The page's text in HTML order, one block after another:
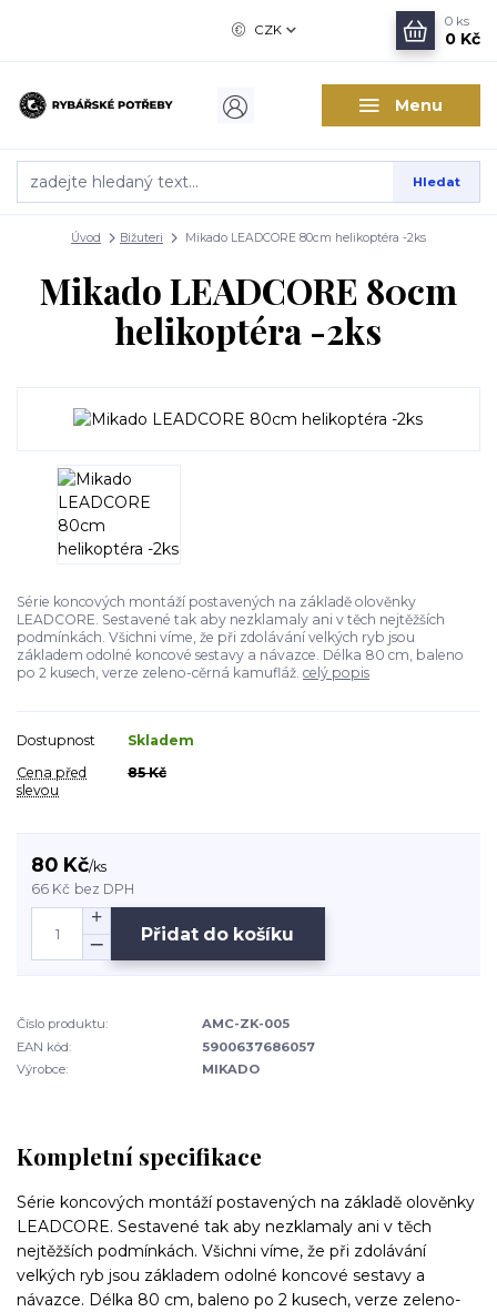
Menu
CZK
Hledat
0 ks
0 Kč
Úvod Bižuteri Mikado LEADCORE 80cm helikoptéra -2ks
Mikado LEADCORE 80cm
helikoptéra -2ks
Série koncových montáží postavených na základě olověnky
LEADCORE. Sestavené tak aby nezklamaly ani v těch nejtěžších
podmínkách. Všichni víme, že při zdolávání velkých ryb jsou
základem odolné koncové sestavy a návazce. Délka 80 cm, baleno
po 2 kusech, verze zeleno-cěrná kamufláž. celý popis
Dostupnost
Skladem
Cena před
slevou
85 Kč
80 Kč/ks
66 Kč bez DPH
Přidat do košíku
Číslo produktu:
AMC-ZK-005
EAN kód:
5900637686057
Výrobce:
MIKADO
Kompletní specifikace
Série koncových montáží postavených na základě olověnky
LEADCORE. Sestavené tak aby nezklamaly ani v těch
nejtěžších podmínkách. Všichni víme, že při zdolávání
velkých ryb jsou základem odolné koncové sestavy a
návazce. Délka 80 cm, baleno po 2 kusech, verze zeleno-